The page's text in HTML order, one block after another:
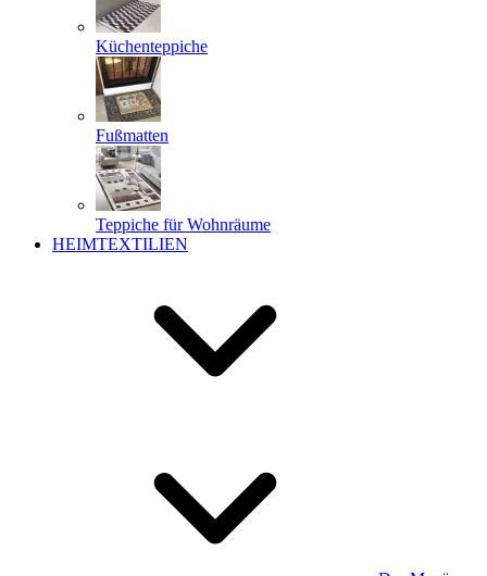
Küchenteppiche
Fußmatten
Teppiche für Wohnräume
HEIMTEXTILIEN